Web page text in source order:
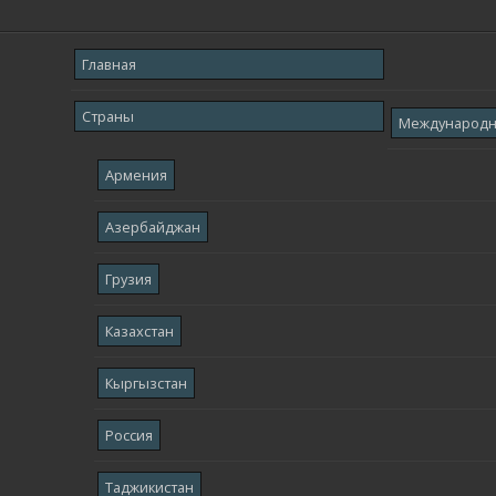
Главная
Страны
Армения
Азербайджан
Грузия
Казахстан
Кыргызстан
Россия
Таджикистан